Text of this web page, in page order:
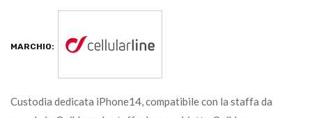
MARCHIO:
Custodia dedicata iPhone14, compatibile con la staffa da